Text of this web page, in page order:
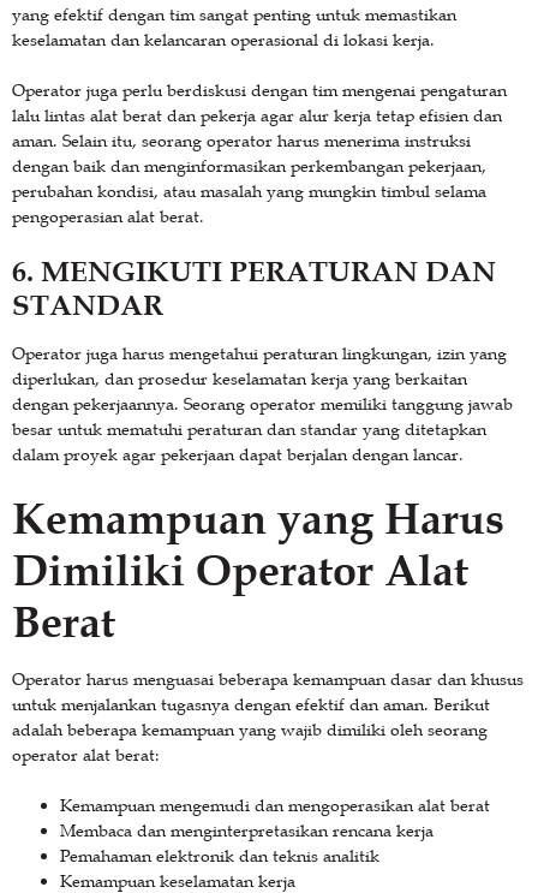
yang efektif dengan tim sangat penting untuk memastikan
keselamatan dan kelancaran operasional di lokasi kerja.
Operator juga perlu berdiskusi dengan tim mengenai pengaturan
lalu lintas alat berat dan pekerja agar alur kerja tetap efisien dan
aman. Selain itu, seorang operator harus menerima instruksi
dengan baik dan menginformasikan perkembangan pekerjaan,
perubahan kondisi, atau masalah yang mungkin timbul selama
pengoperasian alat berat.
6. MENGIKUTI PERATURAN DAN
STANDAR
Operator juga harus mengetahui peraturan lingkungan, izin yang
diperlukan, dan prosedur keselamatan kerja yang berkaitan
dengan pekerjaannya. Seorang operator memiliki tanggung jawab
besar untuk mematuhi peraturan dan standar yang ditetapkan
dalam proyek agar pekerjaan dapat berjalan dengan lancar.
Kemampuan yang Harus
Dimiliki Operator Alat
Berat
Operator harus menguasai beberapa kemampuan dasar dan khusus
untuk menjalankan tugasnya dengan efektif dan aman. Berikut
adalah beberapa kemampuan yang wajib dimiliki oleh seorang
operator alat berat:
Kemampuan mengemudi dan mengoperasikan alat berat
Membaca dan menginterpretasikan rencana kerja
Pemahaman elektronik dan teknis analitik
Kemampuan keselamatan kerja